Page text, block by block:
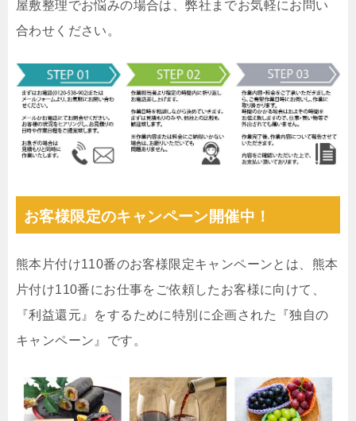
屋敷整理でお悩みの場合は、弊社までお気軽にお問い
合わせください。
お客様限定のキャンペーン開催中！
熊本片付け110番のお客様限定キャンペーンとは、熊本
片付け110番にお仕事をご依頼したお客様に向けて、
『利益還元』をするために特別に企画された『独自の
キャンペーン』です。